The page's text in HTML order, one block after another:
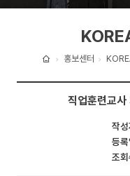
교
학
홈
홍보센터
직업훈련교사
작
등록
조회